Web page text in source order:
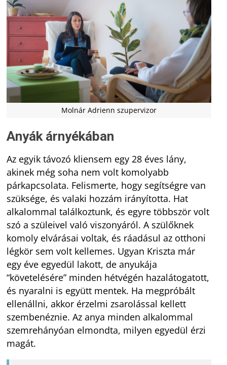
Molnár Adrienn szupervizor
Anyák árnyékában
Az egyik távozó kliensem egy 28 éves lány,
akinek még soha nem volt komolyabb
párkapcsolata. Felismerte, hogy segítségre van
szüksége, és valaki hozzám irányította. Hat
alkalommal találkoztunk, és egyre többször volt
szó a szüleivel való viszonyáról. A szülőknek
komoly elvárásai voltak, és ráadásul az otthoni
légkör sem volt kellemes. Ugyan Kriszta már
egy éve egyedül lakott, de anyukája
“követelésére” minden hétvégén hazalátogatott,
és nyaralni is együtt mentek. Ha megpróbált
ellenállni, akkor érzelmi zsarolással kellett
szembenéznie. Az anya minden alkalommal
szemrehányóan elmondta, milyen egyedül érzi
magát.